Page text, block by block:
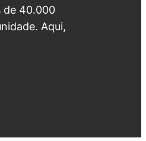
de 40.000
Aqui,